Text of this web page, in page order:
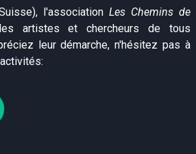
l'association Les Chemins de
artistes et chercheurs de tous
leur démarche, n'hésitez pas à